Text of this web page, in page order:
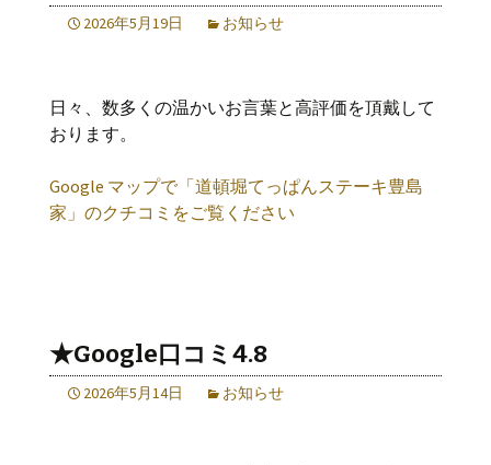
2026年5月19日 お知らせ
日々、数多くの温かいお言葉と高評価を頂戴して
おります。
Google マップで「道頓堀てっぱんステーキ豊島
家」のクチコミをご覧ください
★Google口コミ4.8
2026年5月14日 お知らせ